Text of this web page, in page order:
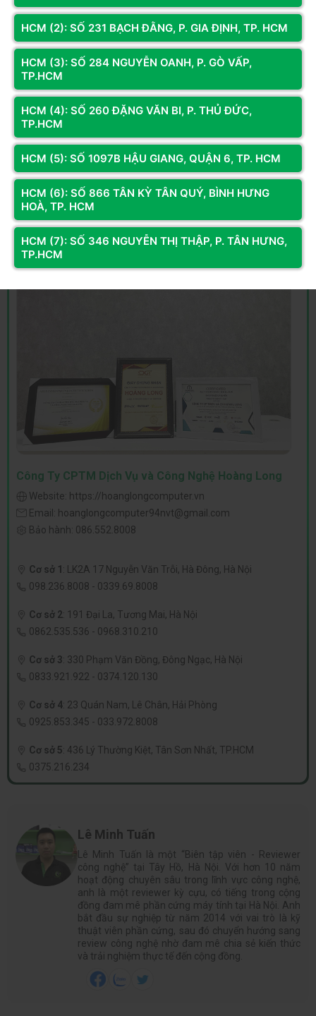
Bộ xử lý đã được thử nghiệm trênbo mạch chủ B760từ một
công ty Trung Quốc có tên là JGINYUE. Đây là bo mạch chủ
JGINYUE B760I Snow Dream, tự hào với hệ số dạng ITX và ổ
cắm LGA 1700. Đó là tất cả những gì bạn cần biết về điểm
chuẩn này. Vì vậy, đừng hy vọng nhiều vào việc thấy một loạt
bộ xử lý Intel khác ngay bây giờ, vì Intel sẽ không ra mắt cái
gọi là họ '15000', trên thực tế, đó là Core Ultra Series 2.
Nguồn tin tức: BenchLeaks
TOP CÁC CPU INTEL CORE I9 GIÁ TỐT CHẤT LƯỢNG TẠI
HOÀNG LONG COMPUTER:
Công Ty CPTM Dịch Vụ và Công Nghệ Hoàng Long
Website: https://hoanglongcomputer.vn
Email: hoanglongcomputer94nvt@gmail.com
Bảo hành: 086.552.8008
Cơ sở 1 :
LK2A 17 Nguyễn Văn Trỗi, Hà Đông, Hà Nội
098.236.8008 - 0339.69.8008
Cơ sở 2: 191 Đại La, Tương Mai, Hà Nội
0862.535.536 - 0968.310.210
Cơ sở 3: 330 Phạm Văn Đồng, Đông Ngạc, Hà Nội
0833.921.922 - 0374.120.130
Cơ sở 4: 23 Quán Nam, Lê Chân, Hải Phòng
0925.853.345 - 033.972.8008
Cơ sở 5: 436 Lý Thường Kiệt, Tân Sơn Nhất, TP.HCM
0375.216.234
Lê Minh Tuấn
Lê Minh Tuấn là một “Biên tập viên - Reviewer
công nghệ” tại Tây Hồ, Hà Nội. Với hơn 10 năm
hoạt động chuyên sâu trong lĩnh vực công nghệ,
anh là một reviewer kỳ cựu, có tiếng trong cộng
đồng đam mê phần cứng máy tính tại Hà Nội. Anh
bắt đầu sự nghiệp từ năm 2014 với vai trò là kỹ
thuật viên phần cứng, sau đó chuyển hướng sang
review công nghệ nhờ đam mê chia sẻ kiến thức
và trải nghiệm thực tế đến cộng đồng.
HCM (2): SỐ 231 BẠCH ĐẰNG, P. GIA ĐỊNH, TP. HCM
HCM (3): SỐ 284 NGUYỄN OANH, P. GÒ VẤP,
TP.HCM
HCM (4): SỐ 260 ĐẶNG VĂN BI, P. THỦ ĐỨC,
TP.HCM
HCM (5): SỐ 1097B HẬU GIANG, QUẬN 6, TP. HCM
HCM (6): SỐ 866 TÂN KỲ TÂN QUÝ, BÌNH HƯNG
HOÀ, TP. HCM
HCM (7): SỐ 346 NGUYỄN THỊ THẬP, P. TÂN HƯNG,
TP.HCM